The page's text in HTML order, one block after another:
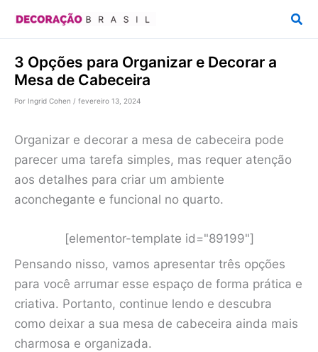
conteúdo
3 Opções para Organizar e Decorar a
Mesa de Cabeceira
Por Ingrid Cohen / fevereiro 13, 2024
Organizar e decorar a mesa de cabeceira pode
parecer uma tarefa simples, mas requer atenção
aos detalhes para criar um ambiente
aconchegante e funcional no quarto.
[elementor-template id="89199"]
Pensando nisso, vamos apresentar três opções
para você arrumar esse espaço de forma prática e
criativa. Portanto, continue lendo e descubra
como deixar a sua mesa de cabeceira ainda mais
charmosa e organizada.